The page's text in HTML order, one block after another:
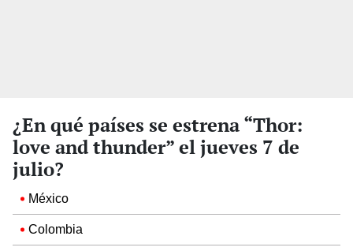
¿En qué países se estrena “Thor:
love and thunder” el jueves 7 de
julio?
México
Colombia